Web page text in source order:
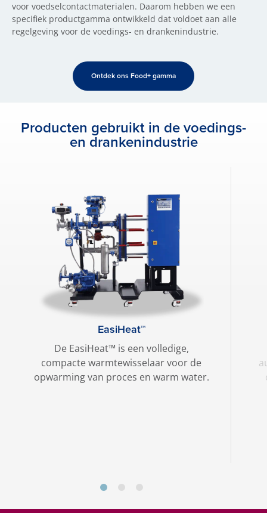
voor voedselcontactmaterialen. Daarom hebben we een
specifiek productgamma ontwikkeld dat voldoet aan alle
regelgeving voor de voedings- en drankenindustrie.
Ontdek ons Food+ gamma
Producten gebruikt in de voedings-
en drankenindustrie
EasiHeat™
De EasiHeat™ is een volledige,
compacte warmtewisselaar voor de
opwarming van proces en warm water.